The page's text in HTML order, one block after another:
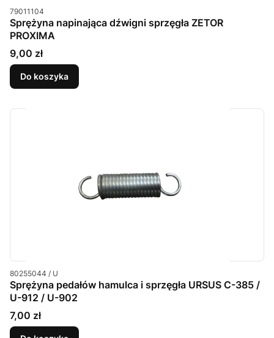
Kod produktu
79011104
Sprężyna napinająca dźwigni sprzęgła ZETOR
PROXIMA
Cena
9,00 zł
Do koszyka
Kod produktu
80255044 / U
Sprężyna pedałów hamulca i sprzęgła URSUS C-385 /
U-912 / U-902
Cena
7,00 zł